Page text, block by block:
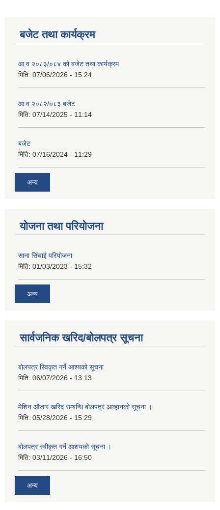
बजेट तथा कार्यक्रम
आ.व २०८३/०८४ को बजेट तथा कार्यक्रम
मिति: 07/06/2026 - 15:24
आ.व २०८२/०८३ बजेट
मिति: 07/14/2025 - 11:14
बजेट
मिति: 07/16/2024 - 11:29
अन्य
योजना तथा परियोजना
साना सिंचाई परियोजना
मिति: 01/03/2023 - 15:32
अन्य
सार्वजनिक खरिद/बोलपत्र सूचना
बोलपत्र स्विकृत गर्ने आश्यको सूचना
मिति: 06/07/2026 - 13:13
मेशिन औजार खरिद सम्बन्धि बोलपत्र आव्हानको सूचना ।
मिति: 05/28/2026 - 15:29
बोलपत्र स्वीकृत गर्ने आशयको सूचना ।
मिति: 03/11/2026 - 16:50
अन्य